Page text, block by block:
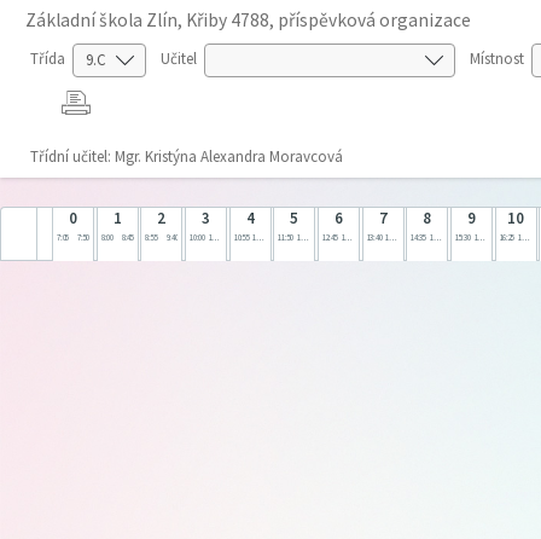
Základní škola Zlín, Křiby 4788, příspěvková organizace
Třída Učitel Místnost
Třídní učitel: Mgr. Kristýna Alexandra Moravcová
0
7:05 7:50
1
8:00 8:45
2
8:55 9:40
3
10:00 10:45
4
10:55 11:40
5
11:50 12:35
6
12:45 13:30
7
13:40 14:25
8
14:35 15:20
9
15:30 16:15
10
16:25 17:10